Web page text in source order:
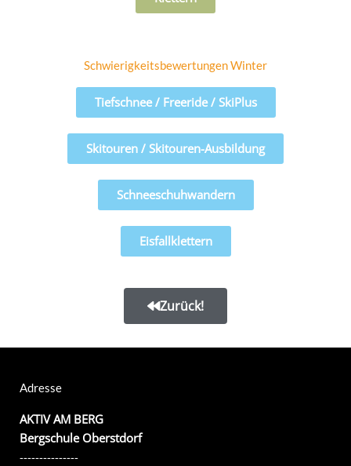
Schwierigkeitsbewertungen Winter
Tiefschnee / Freeride / SkiPlus
Skitouren / Skitouren-Ausbildung
Schneeschuhwandern
Eisfallklettern
Zurück!
Adresse
AKTIV AM BERG
Bergschule Oberstdorf
---------------